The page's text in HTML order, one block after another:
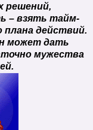
решений,
– взять тайм-
плана действий.
может дать
мужества